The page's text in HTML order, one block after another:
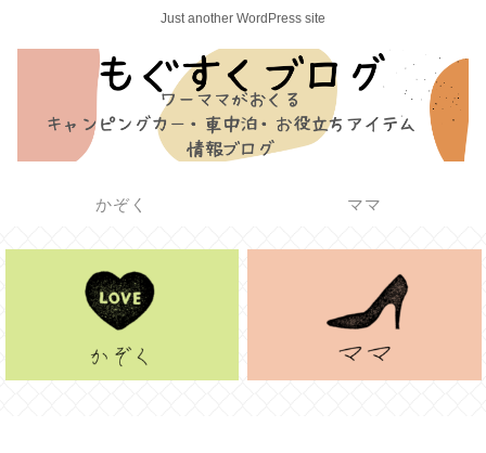
Just another WordPress site
かぞく ママ